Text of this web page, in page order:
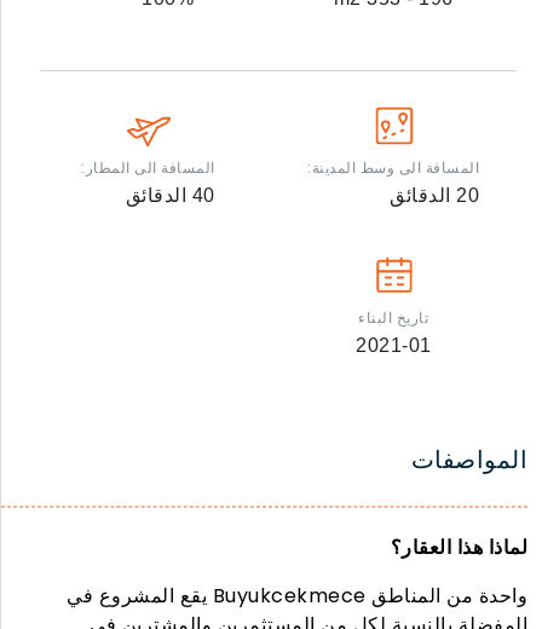
المسافة الى وسط المدينة:
20
الدقائق
المسافة الى المطار:
40
الدقائق
تاريخ البناء
2021-01
المواصفات
لماذا هذا العقار؟
يقع المشروع في Buyukcekmece واحدة من المناطق